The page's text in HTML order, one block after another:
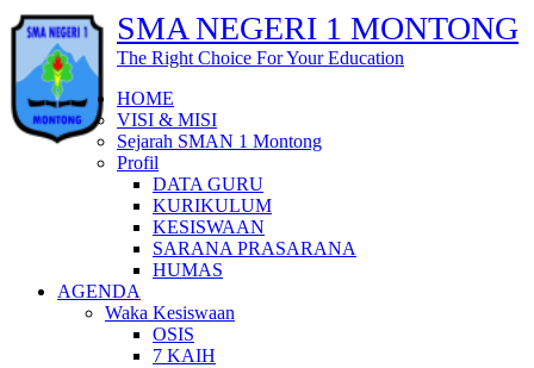
SMA NEGERI 1 MONTONG
The Right Choice For Your Education
HOME
VISI & MISI
Sejarah SMAN 1 Montong
Profil
DATA GURU
KURIKULUM
KESISWAAN
SARANA PRASARANA
HUMAS
AGENDA
Waka Kesiswaan
OSIS
7 KAIH